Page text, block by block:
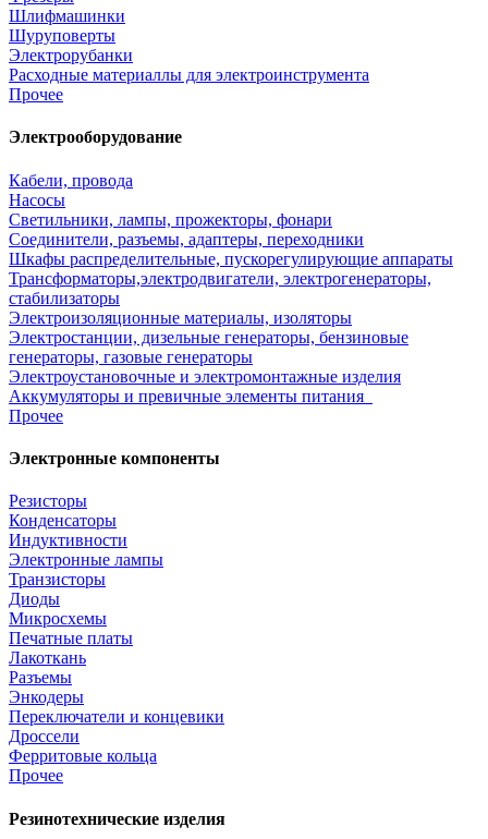
Шлифмашинки
Шуруповерты
Электрорубанки
Расходные материаллы для электроинструмента
Прочее
Электрооборудование
Кабели, провода
Насосы
Светильники, лампы, прожекторы, фонари
Соединители, разъемы, адаптеры, переходники
Шкафы распределительные, пускорегулирующие аппараты
Трансформаторы,электродвигатели, электрогенераторы,
стабилизаторы
Электроизоляционные материалы, изоляторы
Электростанции, дизельные генераторы, бензиновые
генераторы, газовые генераторы
Электроустановочные и электромонтажные изделия
Аккумуляторы и превичные элементы питания
Прочее
Электронные компоненты
Резисторы
Конденсаторы
Индуктивности
Электронные лампы
Транзисторы
Диоды
Микросхемы
Печатные платы
Лакоткань
Разъемы
Энкодеры
Переключатели и концевики
Дроссели
Ферритовые кольца
Прочее
Резинотехнические изделия